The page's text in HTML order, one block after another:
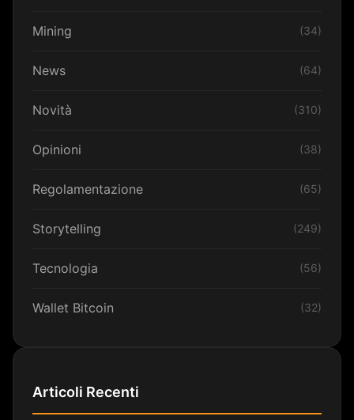
Mining (34)
News (64)
Novità (310)
Opinioni (38)
Regolamentazione (65)
Storytelling (249)
Tecnologia (56)
Wallet Bitcoin (32)
Articoli Recenti